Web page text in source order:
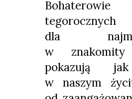
Bohaterowie
tegorocznych
dla
w znakomity
pokazują
w naszym